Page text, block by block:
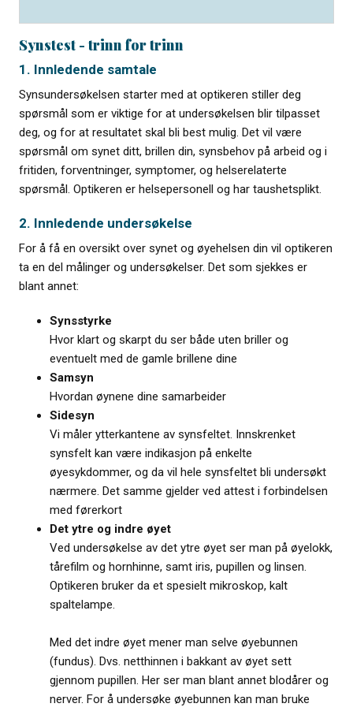
Synstest - trinn for trinn
1. Innledende samtale
Synsundersøkelsen starter med at optikeren stiller deg
spørsmål som er viktige for at undersøkelsen blir tilpasset
deg, og for at resultatet skal bli best mulig. Det vil være
spørsmål om synet ditt, brillen din, synsbehov på arbeid og i
fritiden, forventninger, symptomer, og helserelaterte
spørsmål. Optikeren er helsepersonell og har taushetsplikt.
2. Innledende undersøkelse
For å få en oversikt over synet og øyehelsen din vil optikeren
ta en del målinger og undersøkelser. Det som sjekkes er
blant annet:
Synsstyrke
Hvor klart og skarpt du ser både uten briller og
eventuelt med de gamle brillene dine
Samsyn
Hvordan øynene dine samarbeider
Sidesyn
Vi måler ytterkantene av synsfeltet. Innskrenket
synsfelt kan være indikasjon på enkelte
øyesykdommer, og da vil hele synsfeltet bli undersøkt
nærmere. Det samme gjelder ved attest i forbindelsen
med førerkort
Det ytre og indre øyet
Ved undersøkelse av det ytre øyet ser man på øyelokk,
tårefilm og hornhinne, samt iris, pupillen og linsen.
Optikeren bruker da et spesielt mikroskop, kalt
spaltelampe.
Med det indre øyet mener man selve øyebunnen
(fundus). Dvs. netthinnen i bakkant av øyet sett
gjennom pupillen. Her ser man blant annet blodårer og
nerver. For å undersøke øyebunnen kan man bruke